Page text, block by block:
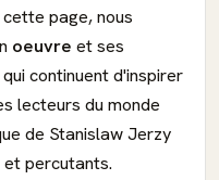
page, nous
oeuvre et ses
continuent d'inspirer
lecteurs du monde
de Stanislaw Jerzy
percutants.